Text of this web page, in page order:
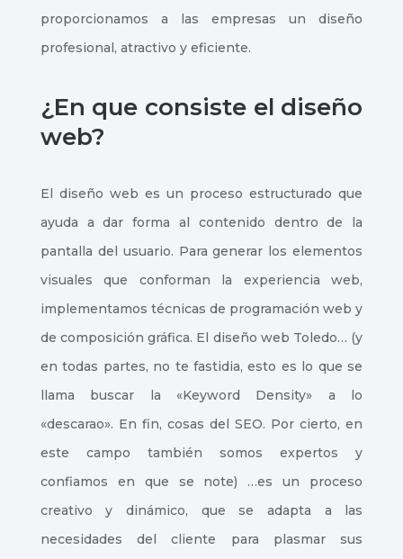
proporcionamos a las empresas un diseño
profesional, atractivo y eficiente.
¿En que consiste el diseño
web?
El diseño web es un proceso estructurado que
ayuda a dar forma al contenido dentro de la
pantalla del usuario. Para generar los elementos
visuales que conforman la experiencia web,
implementamos técnicas de programación web y
de composición gráfica. El diseño web Toledo… (y
en todas partes, no te fastidia, esto es lo que se
llama buscar la «Keyword Density» a lo
«descarao». En fin, cosas del SEO. Por cierto, en
este campo también somos expertos y
confiamos en que se note) …es un proceso
creativo y dinámico, que se adapta a las
necesidades del cliente para plasmar sus